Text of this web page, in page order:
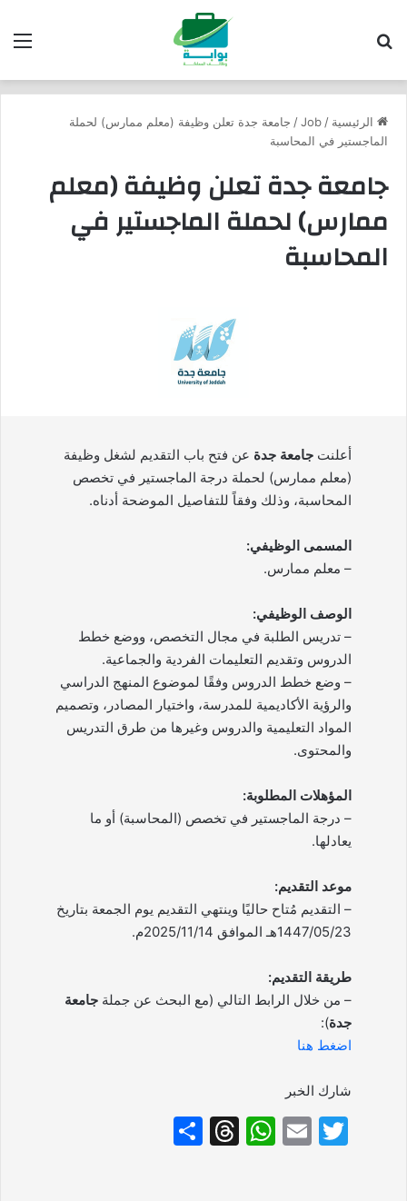
الرئيسية /
Job
/ جامعة جدة تعلن وظيفة (معلم ممارس) لحملة
الماجستير في المحاسبة
جامعة جدة تعلن وظيفة (معلم
ممارس) لحملة الماجستير في
المحاسبة
أعلنت جامعة جدة عن فتح باب التقديم لشغل وظيفة
(معلم ممارس) لحملة درجة الماجستير في تخصص
المحاسبة، وذلك وفقاً للتفاصيل الموضحة أدناه.
المسمى الوظيفي:
– معلم ممارس.
الوصف الوظيفي:
– تدريس الطلبة في مجال التخصص، ووضع خطط
الدروس وتقديم التعليمات الفردية والجماعية.
– وضع خطط الدروس وفقًا لموضوع المنهج الدراسي
والرؤية الأكاديمية للمدرسة، واختيار المصادر، وتصميم
المواد التعليمية والدروس وغيرها من طرق التدريس
والمحتوى.
المؤهلات المطلوبة:
– درجة الماجستير في تخصص (المحاسبة) أو ما
يعادلها.
موعد التقديم:
– التقديم مُتاح حاليًا وينتهي التقديم يوم الجمعة بتاريخ
1447/05/23هـ الموافق 2025/11/14م.
طريقة التقديم:
– من خلال الرابط التالي (مع البحث عن جملة جامعة
جدة):
اضغط هنا
شارك الخبر
T
E
W
T